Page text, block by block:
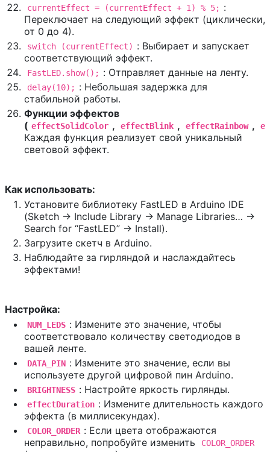
currentEffect = (currentEffect + 1) % 5; :
Переключает на следующий эффект (циклически,
от 0 до 4).
switch (currentEffect) : Выбирает и запускает
соответствующий эффект.
FastLED.show(); : Отправляет данные на ленту.
delay(10); : Небольшая задержка для
стабильной работы.
Функции эффектов
( effectSolidColor , effectBlink , effectRainbow ,
Каждая функция реализует свой уникальный
световой эффект.
Как использовать:
Установите библиотеку FastLED в Arduino IDE
(Sketch -> Include Library -> Manage Libraries… ->
Search for “FastLED” -> Install).
Загрузите скетч в Arduino.
Наблюдайте за гирляндой и наслаждайтесь
эффектами!
Настройка:
NUM_LEDS : Измените это значение, чтобы
соответствовало количеству светодиодов в
вашей ленте.
DATA_PIN : Измените это значение, если вы
используете другой цифровой пин Arduino.
BRIGHTNESS : Настройте яркость гирлянды.
effectDuration : Измените длительность каждого
эффекта (в миллисекундах).
COLOR_ORDER : Если цвета отображаются
неправильно, попробуйте изменить
COLOR_ORDER